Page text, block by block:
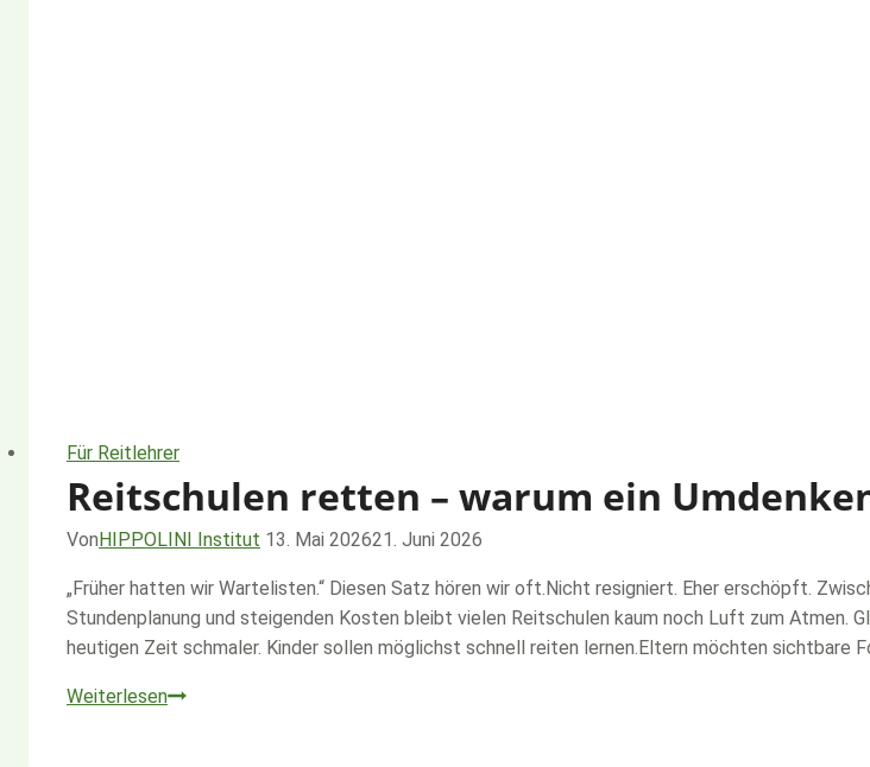
Für Reitlehrer
Reitschulen retten – warum ein
VonHIPPOLINI Institut 13. Mai 202621. Juni 2026
„Früher hatten wir Wartelisten.“ Diesen Satz hören wir oft.Nicht resigniert. Eher erschöpft.
Stundenplanung und steigenden Kosten bleibt vielen Reitschulen kaum noch Luft zum Atmen.
heutigen Zeit schmaler. Kinder sollen möglichst schnell reiten lernen.Eltern möchten sichtbare
WeiterlesenReitschulen